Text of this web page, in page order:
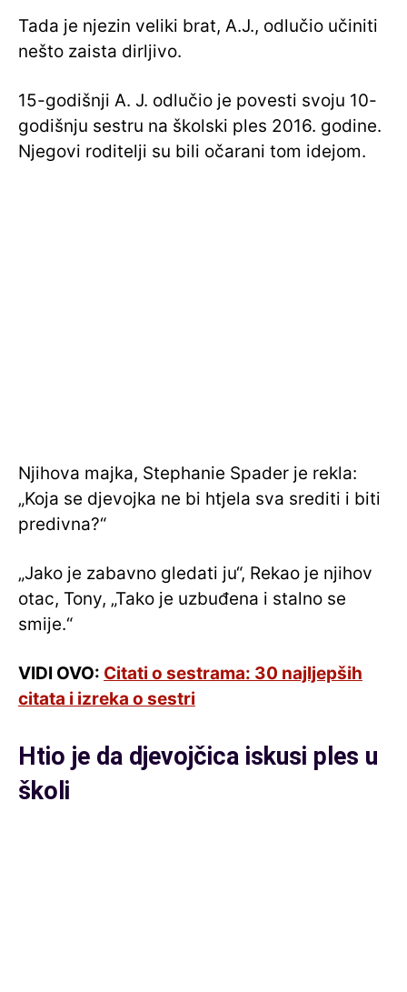
Tada je njezin veliki brat, A.J., odlučio učiniti
nešto zaista dirljivo.
15-godišnji A. J. odlučio je povesti svoju 10-
godišnju sestru na školski ples 2016. godine.
Njegovi roditelji su bili očarani tom idejom.
Njihova majka, Stephanie Spader je rekla:
„Koja se djevojka ne bi htjela sva srediti i biti
predivna?“
„Jako je zabavno gledati ju“, Rekao je njihov
otac, Tony, „Tako je uzbuđena i stalno se
smije.“
VIDI OVO: Citati o sestrama: 30 najljepših
citata i izreka o sestri
Htio je da djevojčica iskusi ples u
školi